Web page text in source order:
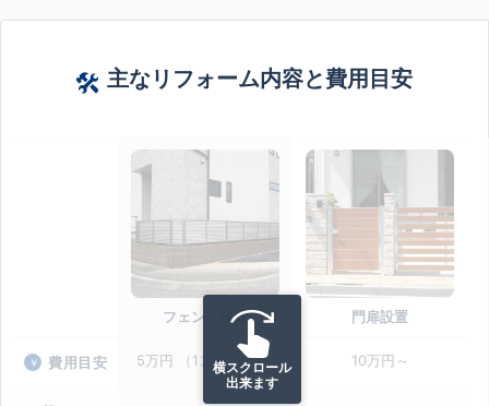
主なリフォーム内容と費用目安
フェンス設置 門扉設置
費用目安 5万円 （1スパン） ～ 10万円～
横スクロール
出来ます